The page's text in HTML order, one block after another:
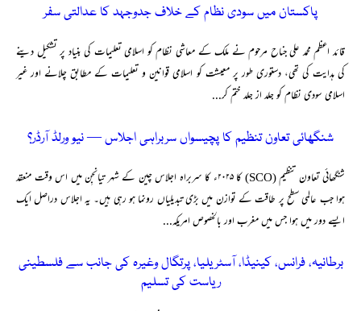
پاکستان میں سودی نظام کے خلاف جدوجہد کا عدالتی سفر
قائد اعظم محمد علی جناح مرحوم نے ملک کے معاشی نظام کو اسلامی تعلیمات کی بنیاد پر تشکیل دینے
کی ہدایت کی تھی، دستوری طور پر معیشت کو اسلامی قوانین و تعلیمات کے مطابق چلانے اور غیر
اسلامی سودی نظام کو جلد از جلد ختم کر...
شنگھائی تعاون تنظیم کا پچیسواں سربراہی اجلاس — نیو ورلڈ آرڈر؟
شنگھائی تعاون تنظیم (SCO) کا ۲۰۲۵ء کا سربراہ اجلاس چین کے شہر تیانجِن میں اس وقت منعقد
ہوا جب عالمی سطح پر طاقت کے توازن میں بڑی تبدیلیاں رونما ہو رہی ہیں۔ یہ اجلاس دراصل ایک
ایسے دور میں ہوا جس میں مغرب اور بالخصوص امریکہ...
برطانیہ، فرانس، کینیڈا، آسٹریلیا، پرتگال وغیرہ کی جانب سے فلسطینی
ریاست کی تسلیم